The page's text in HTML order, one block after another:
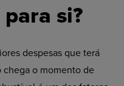
si?
despesas que terá
chega o momento de